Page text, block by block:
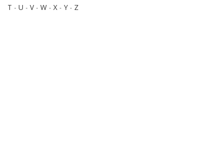
T - U - V- W - X - Y - Z